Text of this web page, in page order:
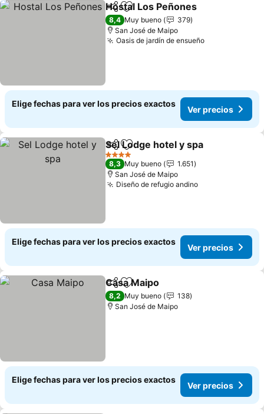
CompartirAgregar a favoritos
Hostal Los Peñones
8,4 Muy bueno
379
San José de Maipo
Oasis de jardín de ensueñoVer precios
Elige fechas para ver los precios exactos
Ver precios
CompartirAgregar a favoritos
Sel Lodge hotel y spa
4 Estrellas
8,3 Muy bueno
1.651
San José de Maipo
Diseño de refugio andinoVer precios
Elige fechas para ver los precios exactos
Ver precios
CompartirAgregar a favoritos
Casa Maipo
8,2 Muy bueno
138
San José de Maipo
Elige fechas para ver los precios exactos
Ver precios